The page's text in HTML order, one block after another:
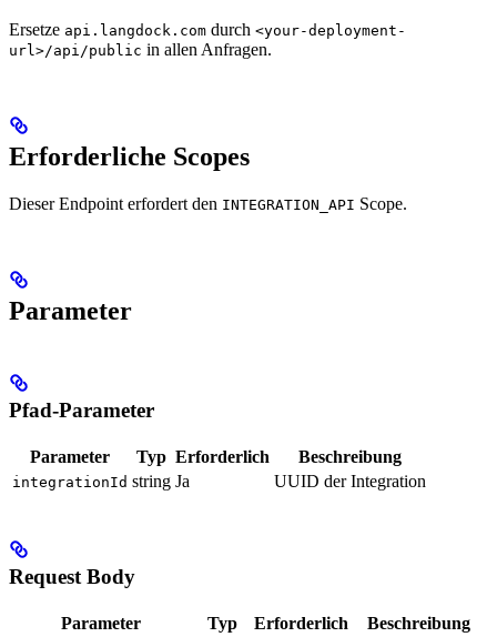
Ersetze api.langdock.com durch <your-deployment-
url>/api/public in allen Anfragen.
Erforderliche Scopes
Dieser Endpoint erfordert den INTEGRATION_API Scope.
Parameter
Pfad-Parameter
Parameter Typ Erforderlich Beschreibung
integrationId string Ja UUID der Integration
Request Body
Parameter Typ Erforderlich Beschreibung